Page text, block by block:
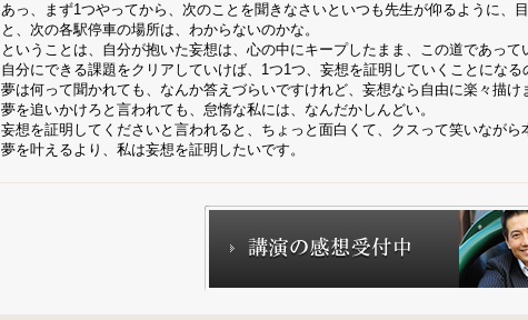
あっ、まず1つやってから、次のことを聞きなさいといつも先生が仰るように、
と、次の各駅停車の場所は、わからないのかな。
ということは、自分が抱いた妄想は、心の中にキープしたまま、この道であっ
自分にできる課題をクリアしていけば、1つ1つ、妄想を証明していくことになる
夢は何って聞かれても、なんか答えづらいですけれど、妄想なら自由に楽々描け
夢を追いかけろと言われても、怠惰な私には、なんだかしんどい。
妄想を証明してくださいと言われると、ちょっと面白くて、クスって笑いながら
夢を叶えるより、私は妄想を証明したいです。